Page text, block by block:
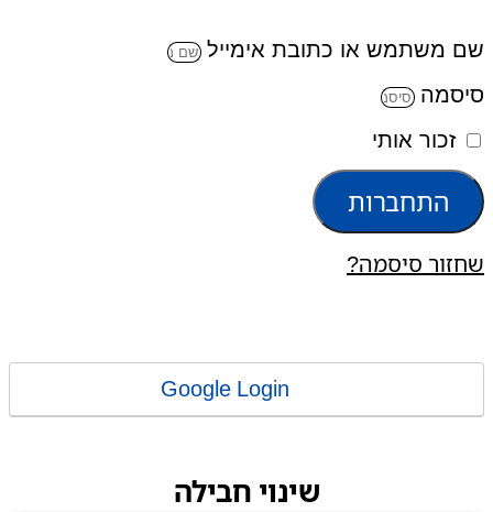
שם משתמש או כתובת אימייל
סיסמה
זכור אותי
התחברות
שחזור סיסמה?
שינוי חבילה